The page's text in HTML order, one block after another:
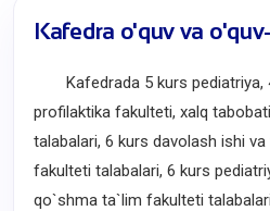
Kafedra o'quv va
Kafedrada 5 kurs pediatriya,
profilaktika fakulteti, xalq
talabalari, 6 kurs davolash ishi
fakulteti talabalari, 6 kurs
qo`shma ta`lim fakulteti